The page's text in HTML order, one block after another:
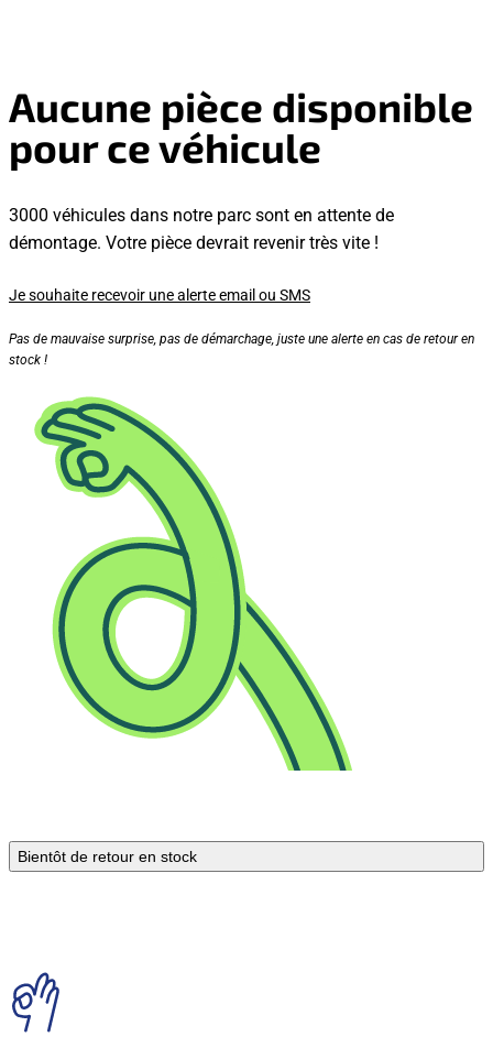
Aucune pièce disponible
pour ce véhicule
3000 véhicules dans notre parc sont en attente de
démontage. Votre pièce devrait revenir très vite !
Je souhaite recevoir une alerte email ou SMS
Pas de mauvaise surprise, pas de démarchage, juste une alerte en cas de retour en
stock !
Bientôt de retour en stock